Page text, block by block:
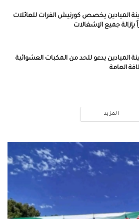
الميادين يخصص كورنيش الفرات للعائلات
بإزالة جميع الإشغالات
الميادين يدعو للحد من المكبات العشوائية
العامة
المزيد